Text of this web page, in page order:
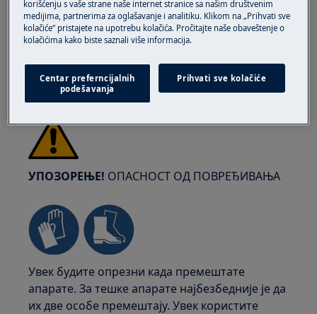
УПОЗОРЕЊЕ! ОПАСНОСТ ОД ПОВРЕЂИВАЊА
Увек будите опрезни када премештате
апарате. За тешке апарате најбезбедније је да
их две особе премештају. Увек користите
korišćenju s vaše strane naše internet stranice sa našim društvenim
medijima, partnerima za oglašavanje i analitiku. Klikom na „Prihvati sve
kolačiće“ pristajete na upotrebu kolačića. Pročitajte naše obaveštenje o
kolačićima kako biste saznali više informacija.
Centar preferncijalnih
podešavanja
Prihvati sve kolačiće